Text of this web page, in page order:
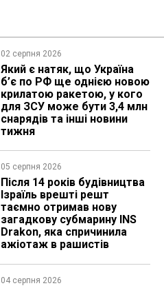
02 серпня 2026
Який є натяк, що Україна
б’є по РФ ще однією новою
крилатою ракетою, у кого
для ЗСУ може бути 3,4 млн
снарядів та інші новини
тижня
05 серпня 2026
Після 14 років будівництва
Ізраїль врешті решт
таємно отримав нову
загадкову субмарину INS
Drakon, яка спричинила
ажіотаж в рашистів
04 серпня 2026